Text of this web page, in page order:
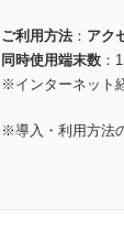
ご利用方法
アク
同時使用端末数
1
※インターネット
※導入・利用方法